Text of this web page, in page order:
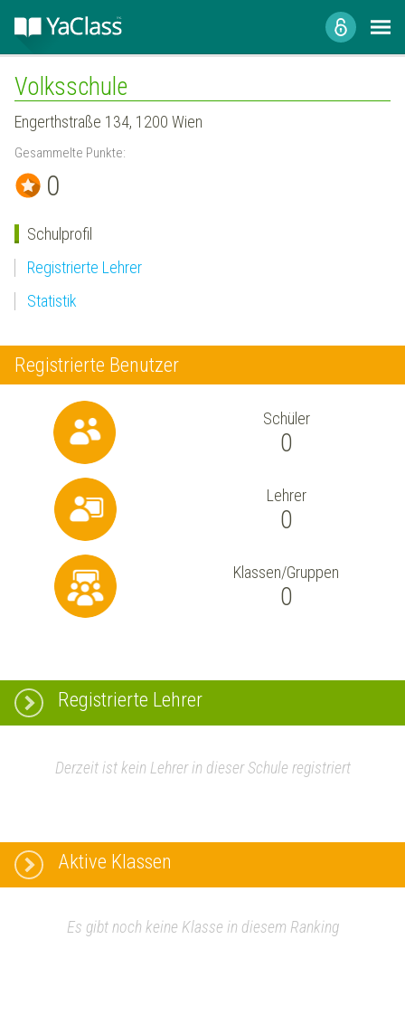
Volksschule
Engerthstraße 134, 1200 Wien
Gesammelte Punkte:
0
Schulprofil
Registrierte Lehrer
Statistik
Registrierte Benutzer
Schüler
0
Lehrer
0
Klassen/Gruppen
0
Registrierte Lehrer
Derzeit ist kein Lehrer in dieser Schule registriert
Aktive Klassen
Es gibt noch keine Klasse in diesem Ranking